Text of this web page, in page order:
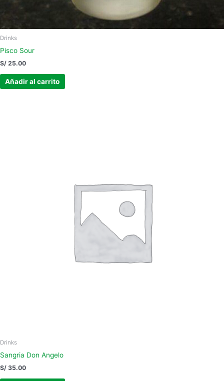
Drinks
Pisco Sour
S/ 25.00
Añadir al carrito
Drinks
Sangria Don Angelo
S/ 35.00